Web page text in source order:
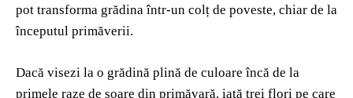
pot transforma grădina într-un colț de poveste, chiar de la
începutul primăverii.
Dacă visezi la o grădină plină de culoare încă de la
primele raze de soare din primăvară, iată trei flori pe care